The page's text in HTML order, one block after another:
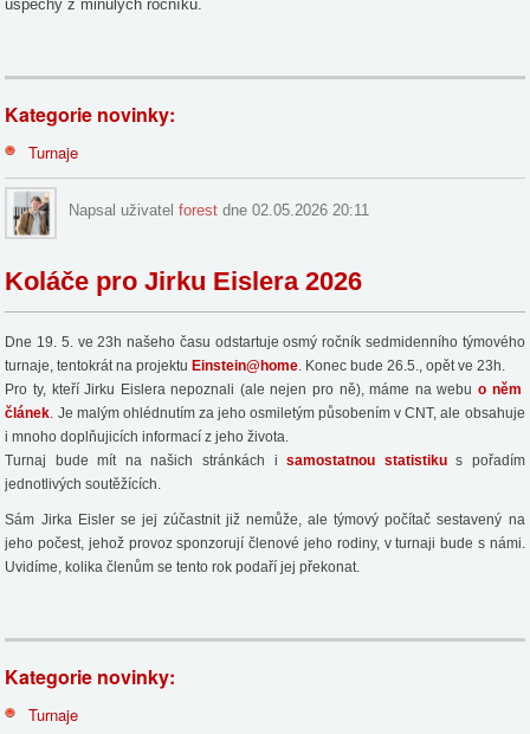
úspěchy z minulých ročníků.
Kategorie novinky:
Turnaje
Napsal uživatelforest dne 02.05.2026 20:11
Koláče pro Jirku Eislera 2026
Dne 19. 5. ve 23h našeho času odstartuje osmý ročník sedmidenního týmového
turnaje, tentokrát na projektuEinstein@home. Konec bude 26.5., opět ve 23h.
Pro ty, kteří Jirku Eislera nepoznali (ale nejen pro ně), máme na webu o něm
článek. Je malým ohlédnutím za jeho osmiletým působením v CNT, ale obsahuje
i mnoho doplňujicích informací z jeho života.
Turnaj bude mít na našich stránkách isamostatnou statistikus pořadím
jednotlivých soutěžících.
Sám Jirka Eisler se jej zúčastnit již nemůže, ale týmový počítač sestavený na
jeho počest, jehož provoz sponzorují členové jeho rodiny, v turnaji bude s námi.
Uvidíme, kolika členům se tento rok podaří jej překonat.
Kategorie novinky:
Turnaje